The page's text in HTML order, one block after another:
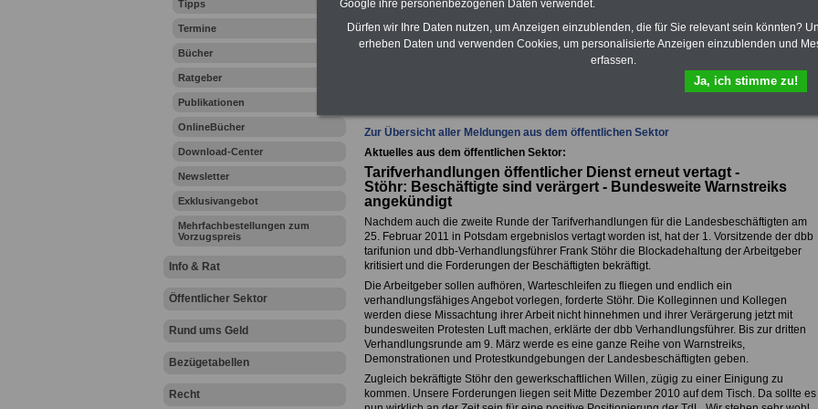
Tipps
Termine
Bücher
Ratgeber
Publikationen
OnlineBücher
Download-Center
Newsletter
Exklusivangebot
Mehrfachbestellungen zum
Vorzugspreis
Info & Rat
Öffentlicher Sektor
Rund ums Geld
Bezügetabellen
Recht
Ihr Berufsunfähigkeitsschutz - Für den Fall der Fälle: Hannoversche Leben
Zur Übersicht aller Meldungen aus dem öffentlichen Sektor
Aktuelles aus dem öffentlichen Sektor:
Tarifverhandlungen öffentlicher Dienst erneut vertagt -
Stöhr: Beschäftigte sind verärgert - Bundesweite Warnstreiks
angekündigt
Nachdem auch die zweite Runde der Tarifverhandlungen für die Landesbeschäftigten am
25. Februar 2011 in Potsdam ergebnislos vertagt worden ist, hat der 1. Vorsitzende der dbb
tarifunion und dbb-Verhandlungsführer Frank Stöhr die Blockadehaltung der Arbeitgeber
kritisiert und die Forderungen der Beschäftigten bekräftigt.
Die Arbeitgeber sollen aufhören, Warteschleifen zu fliegen und endlich ein
verhandlungsfähiges Angebot vorlegen, forderte Stöhr. Die Kolleginnen und Kollegen
werden diese Missachtung ihrer Arbeit nicht hinnehmen und ihrer Verärgerung jetzt mit
bundesweiten Protesten Luft machen, erklärte der dbb Verhandlungsführer. Bis zur dritten
Verhandlungsrunde am 9. März werde es eine ganze Reihe von Warnstreiks,
Demonstrationen und Protestkundgebungen der Landesbeschäftigten geben.
Zugleich bekräftigte Stöhr den gewerkschaftlichen Willen, zügig zu einer Einigung zu
kommen. Unsere Forderungen liegen seit Mitte Dezember 2010 auf dem Tisch. Da sollte es
Google ihre personenbezogenen Daten verwendet.
Dürfen wir Ihre Daten nutzen, um Anzeigen einzublenden, die für Sie relevant sein könnten?
erheben Daten und verwenden Cookies, um personalisierte Anzeigen einzublenden und
erfassen.
Ja, ich stimme zu!